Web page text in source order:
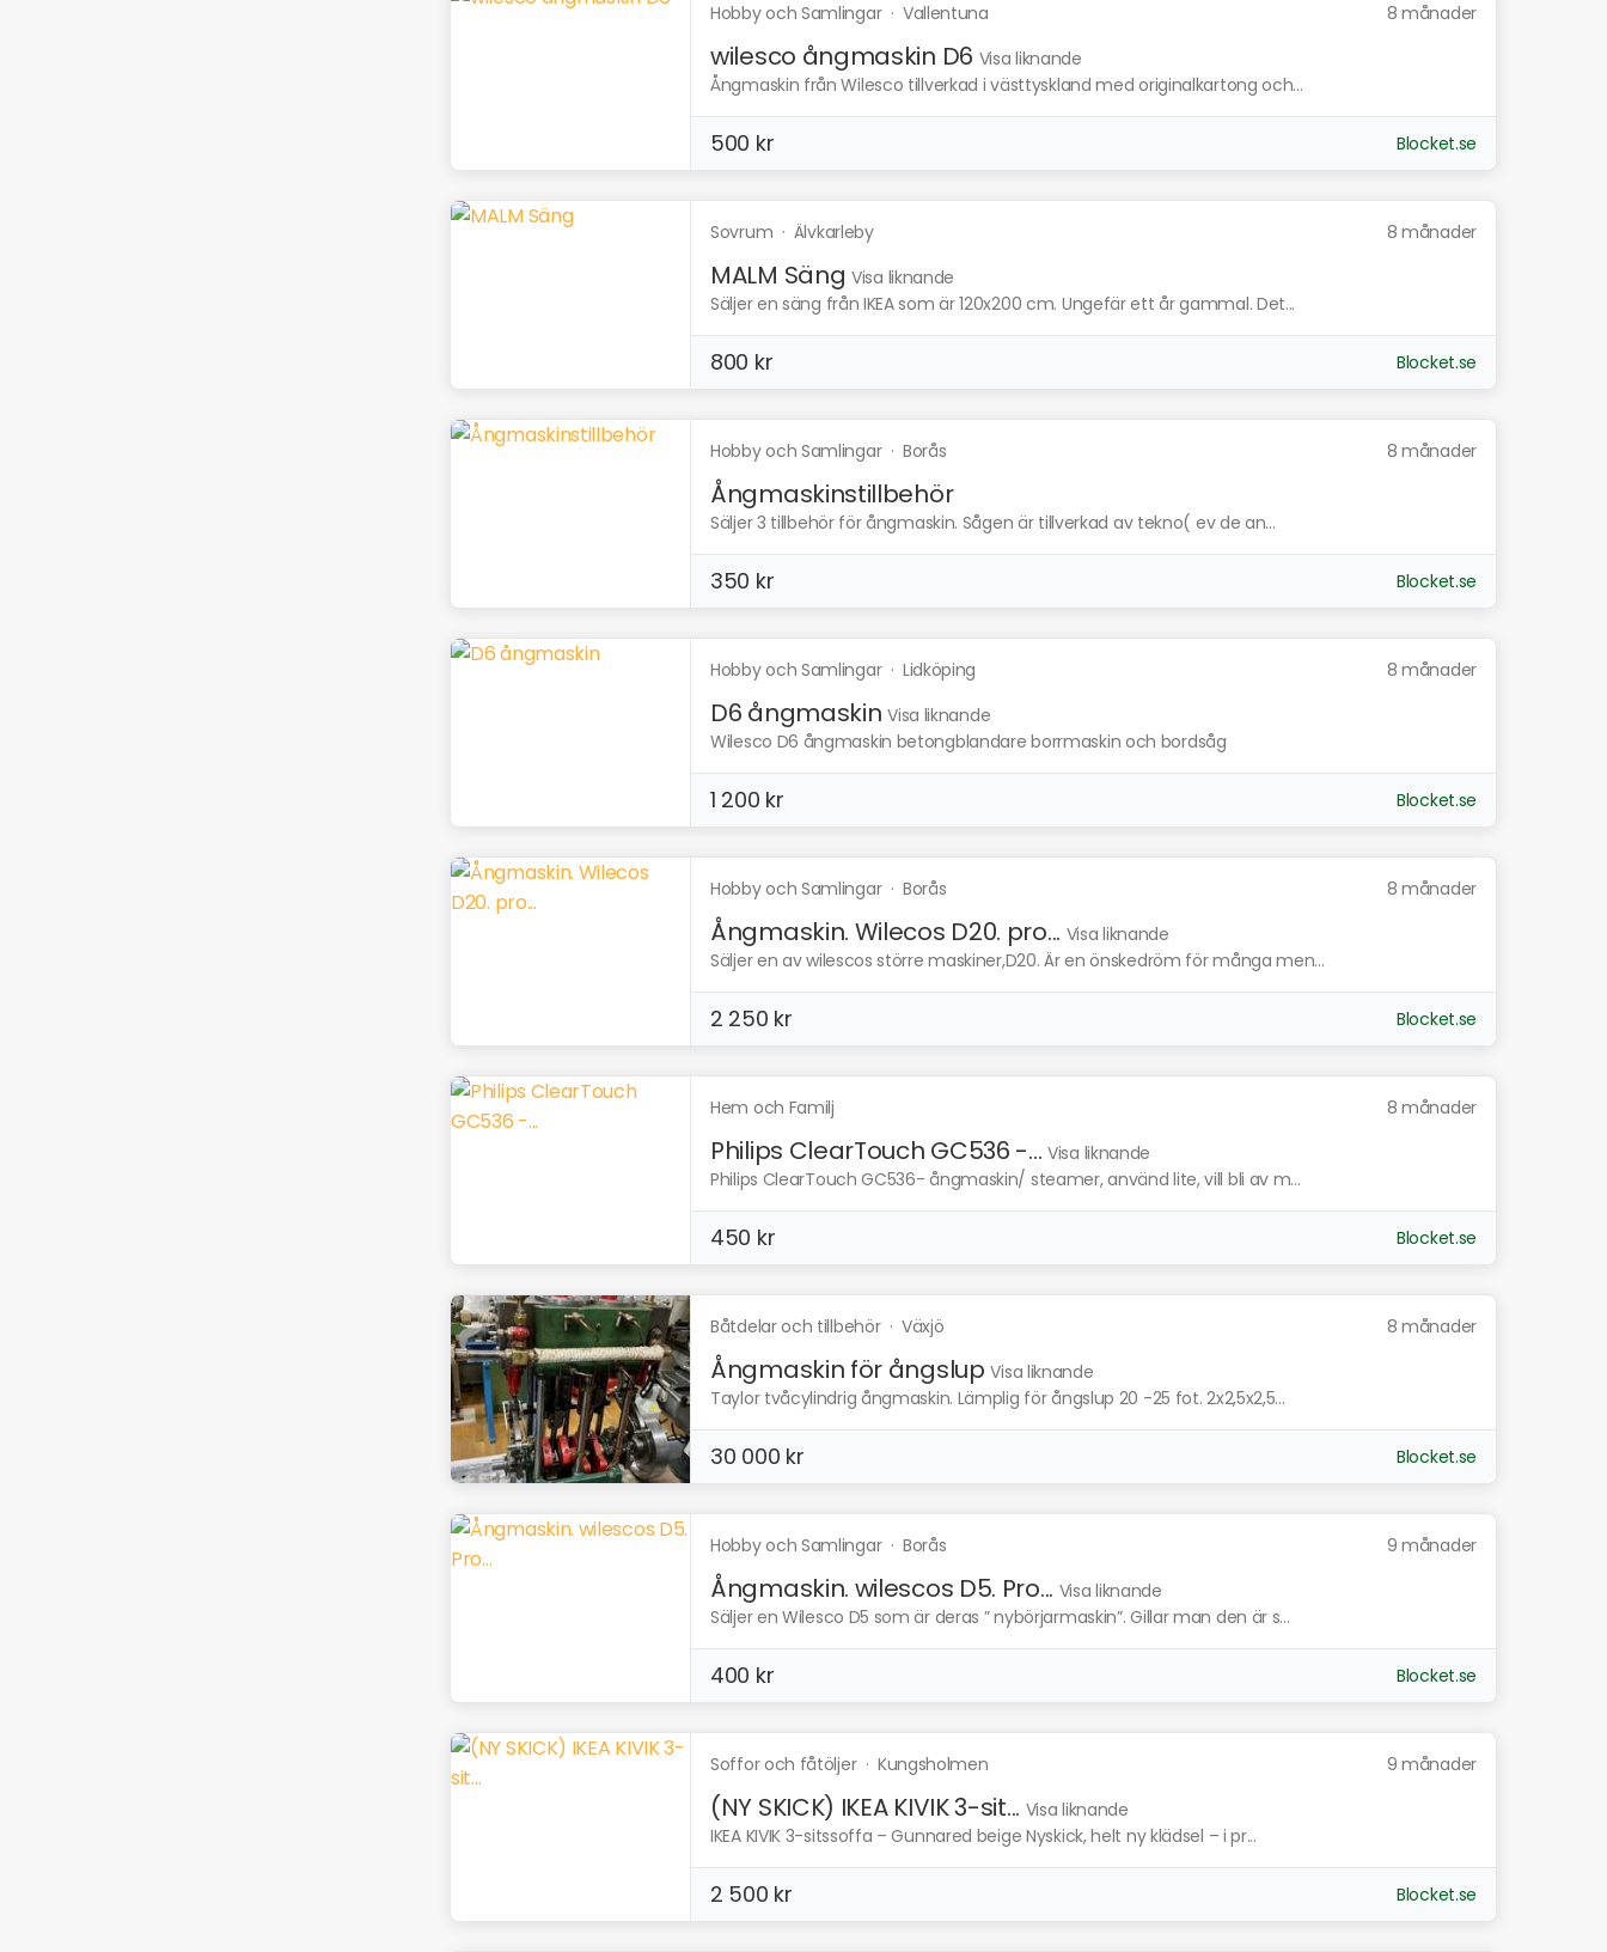
Hobby och Samlingar· Vallentuna 8 månader
wilesco ångmaskin D6 Visa liknande
Ångmaskin från Wilesco tillverkad i västtyskland med originalkartong och...
500 kr Blocket.se
Sovrum · Älvkarleby 8 månader
MALM Säng Visa liknande
Säljer en säng från IKEA som är 120x200 cm. Ungefär ett år gammal. Det...
800 kr Blocket.se
Hobby och Samlingar· Borås 8 månader
Ångmaskinstillbehör
Säljer 3 tillbehör för ångmaskin. Sågen är tillverkad av tekno( ev de an...
350 kr Blocket.se
Hobby och Samlingar· Lidköping 8 månader
D6 ångmaskin Visa liknande
Wilesco D6 ångmaskin betongblandare borrmaskin och bordsåg
1 200 kr Blocket.se
Hobby och Samlingar· Borås 8 månader
Ångmaskin. Wilecos D20. pro... Visa liknande
Säljer en av wilescos större maskiner,D20. Är en önskedröm för många men...
2 250 kr Blocket.se
Hem och Familj 8 månader
Philips ClearTouch GC536 -... Visa liknande
Philips ClearTouch GC536- ångmaskin/ steamer, använd lite, vill bli av m...
450 kr Blocket.se
Båtdelar och tillbehör· Växjö 8 månader
Ångmaskin för ångslup Visa liknande
Taylor tvåcylindrig ångmaskin. Lämplig för ångslup 20 -25 fot. 2x2,5x2,5...
30 000 kr Blocket.se
Hobby och Samlingar· Borås 9 månader
Ångmaskin. wilescos D5. Pro... Visa liknande
Säljer en Wilesco D5 som är deras ” nybörjarmaskin”. Gillar man den är s...
400 kr Blocket.se
Soffor och fåtöljer· Kungsholmen 9 månader
(NY SKICK) IKEA KIVIK 3-sit... Visa liknande
IKEA KIVIK 3-sitssoffa – Gunnared beige Nyskick, helt ny klädsel – i pr...
2 500 kr Blocket.se